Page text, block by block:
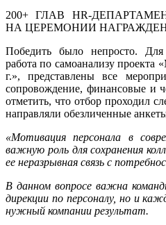
200+ ГЛАВ НR-
НА ЦЕРЕМОНИИ
Победить было непросто. Для
работа по самоанализу проекта
г.», представлены все
сопровождение, финансовые и
отметить, что отбор проходил
направляли обезличенные
«Мотивация персонала в
важную роль для сохранения
ее неразрывная связь с
В данном вопросе важна
дирекции по персоналу, но и
нужный компании результат.